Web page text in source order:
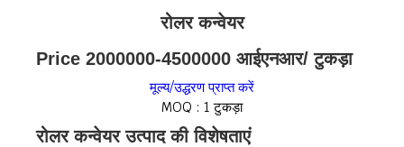
रोलर कन्वेयर
Price 2000000-4500000 आईएनआर/ टुकड़ा
मूल्य/उद्धरण प्राप्त करें
MOQ : 1 टुकड़ा
रोलर कन्वेयर उत्पाद की विशेषताएं